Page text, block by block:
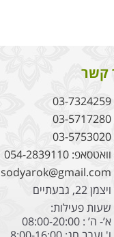
קשר
03-7324259
03-5717280
03-5753020
וואטסאפ: 054-2839110
sodyarok@gmail.com
ויצמן 22, גבעתיים
שעות פעילות:
א’- ה’ : 08:00-20:00